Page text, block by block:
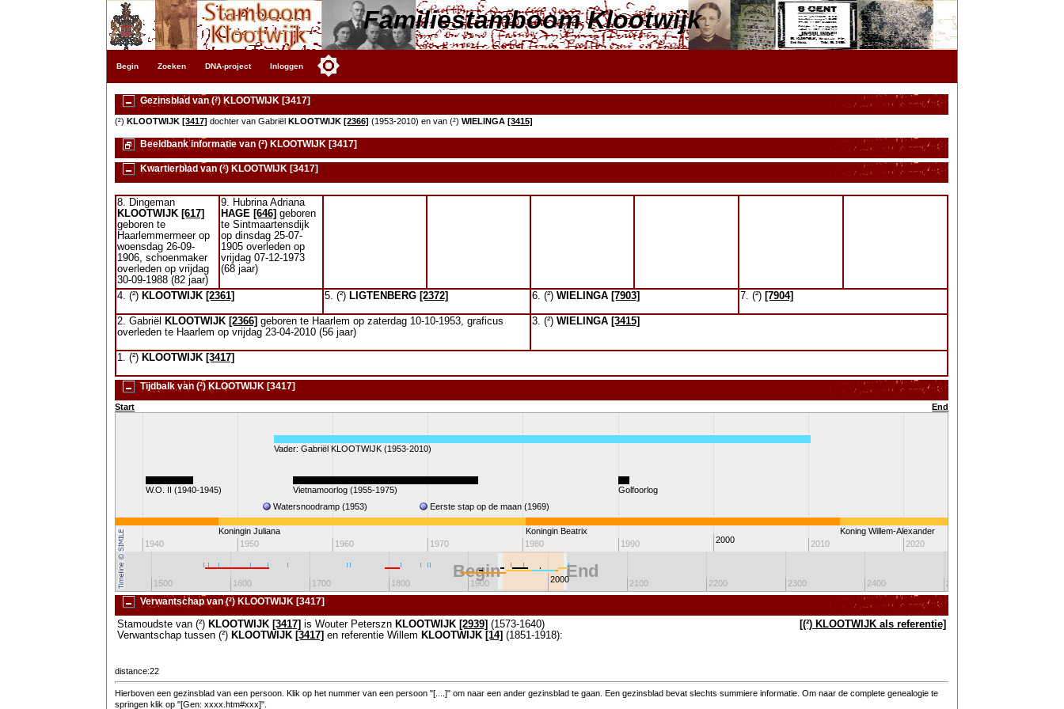
Familiestamboom Klootwijk
Begin Zoeken DNA-project Inloggen
Gezinsblad van (²) KLOOTWIJK [3417]
(²)KLOOTWIJK [3417] dochter van GabriëlKLOOTWIJK [2366] (1953-2010) en van (²)WIELINGA [3415]
Beeldbank informatie van (²) KLOOTWIJK [3417]
Kwartierblad van (²) KLOOTWIJK [3417]
8. Dingeman
KLOOTWIJK [617]
geboren te
Haarlemmermeer op
woensdag 26-09-
1906, schoenmaker
overleden op vrijdag
30-09-1988 (82 jaar)
9. Hubrina Adriana
HAGE [646] geboren
te Sintmaartensdijk
op dinsdag 25-07-
1905 overleden op
vrijdag 07-12-1973
(68 jaar)
4. (²) KLOOTWIJK [2361] 5. (²) LIGTENBERG [2372] 6. (²)WIELINGA [7903] 7. (²) [7904]
2. Gabriël KLOOTWIJK [2366] geboren te Haarlem op zaterdag 10-10-1953, graficus
overleden te Haarlem op vrijdag 23-04-2010 (56 jaar)
3. (²)WIELINGA [3415]
1. (²) KLOOTWIJK [3417]
Tijdbalk van (²) KLOOTWIJK [3417]
Start End
1940 1950 1960 1970 1980 1990 2000 2010 2020
Koning Willem-Alexander
Golfoorlog
Koningin Beatrix
Eerste stap op de maan (1969)
Vietnamoorlog (1955-1975)
Vader: Gabriël KLOOTWIJK (1953-2010)
Watersnoodramp (1953)
Koningin Juliana
W.O. II (1940-1945)
1500 1600 1700 1800 1900 2000 2100 2200 2300 2400 2500
Begin End
Verwantschap van (²) KLOOTWIJK [3417]
Stamoudste van (²) KLOOTWIJK [3417] is Wouter Peterszn KLOOTWIJK [2939] (1573-1640)
Verwantschap tussen (²) KLOOTWIJK [3417] en referentie Willem KLOOTWIJK [14] (1851-1918):
[(²) KLOOTWIJK als referentie]
distance:22
Hierboven een gezinsblad van een persoon. Klik op het nummer van een persoon "[....]" om naar een ander gezinsblad te gaan. Een gezinsblad bevat slechts summiere informatie. Om naar de complete genealogie te
springen klik op "[Gen: xxxx.htm#xxx]".